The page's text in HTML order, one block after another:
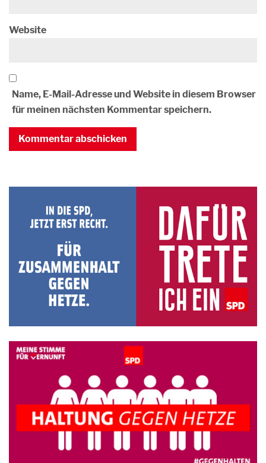
Website
Name, E-Mail-Adresse und Website in diesem Browser
für meinen nächsten Kommentar speichern.